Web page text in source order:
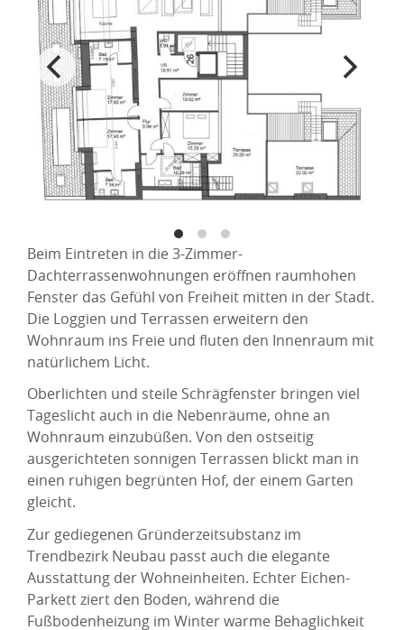
Beim Eintreten in die 3-Zimmer-
Dachterrassenwohnungen eröffnen raumhohen
Fenster das Gefühl von Freiheit mitten in der Stadt.
Die Loggien und Terrassen erweitern den
Wohnraum ins Freie und fluten den Innenraum mit
natürlichem Licht.
Oberlichten und steile Schrägfenster bringen viel
Tageslicht auch in die Nebenräume, ohne an
Wohnraum einzubüßen. Von den ostseitig
ausgerichteten sonnigen Terrassen blickt man in
einen ruhigen begrünten Hof, der einem Garten
gleicht.
Zur gediegenen Gründerzeitsubstanz im
Trendbezirk Neubau passt auch die elegante
Ausstattung der Wohneinheiten. Echter Eichen-
Parkett ziert den Boden, während die
Fußbodenheizung im Winter warme Behaglichkeit